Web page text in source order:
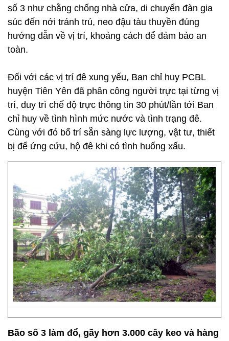
số 3 như chằng chống nhà cửa, di chuyển đàn gia
súc đến nới tránh trú, neo đậu tàu thuyền đúng
hướng dẫn về vị trí, khoảng cách để đảm bảo an
toàn.
Đối với các vị trí đê xung yếu, Ban chỉ huy PCBL
huyện Tiên Yên đã phân công người trực tại từng vị
trí, duy trì chế độ trực thông tin 30 phút/lần tới Ban
chỉ huy về tình hình mức nước và tình trạng đê.
Cùng với đó bố trí sẵn sàng lực lượng, vật tư, thiết
bị để ứng cứu, hộ đê khi có tình huống xấu.
Bão số 3 làm đổ, gãy hơn 3.000 cây keo và hàng